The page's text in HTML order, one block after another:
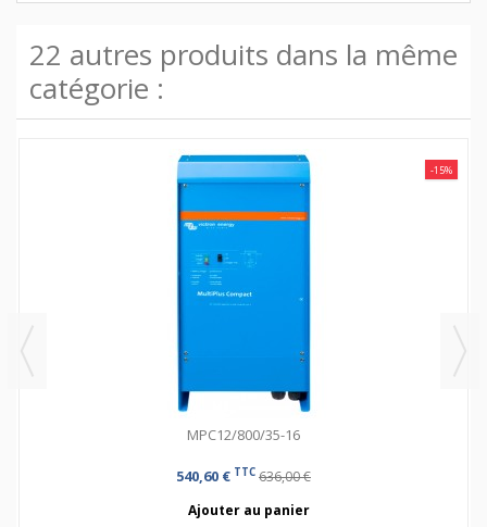
22 autres produits dans la même
catégorie :
-15%
MPC12/800/35-16
540,60 € TTC 636,00 €
Ajouter au panier